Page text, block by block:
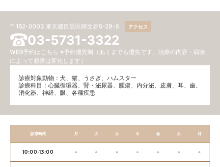
〒152-0003 東京都目黒区碑文谷5-29-8 アクセス
03-5731-3322
WEB予約はこちら ※予約優先制（あくまでも優先です、治療の内容・病状
によって順番は変化します）
診療対象動物：犬、猫、うさぎ、ハムスター
診療科目：⼼臓循環器、腎・泌尿器、腫瘍、内分泌、⽪膚、耳、歯、
消化器、神経、眼、各種疾患
診療時間 月 火 水 木 金 土 日
10:00-13:00 ● ● ● ● ● ● ●